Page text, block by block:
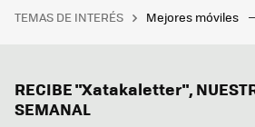
TEMAS DE INTERÉS Mejores móviles
RECIBE "Xatakaletter",
SEMANAL